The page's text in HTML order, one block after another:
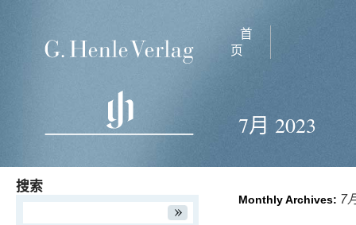
首
页
7月 2023
Monthly Archives: 7
搜索